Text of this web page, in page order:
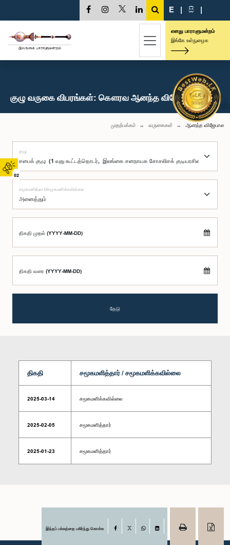
02
E | සි |
எனது பாராளுமன்றம்
இங்கே உள்நுழைக
குழு வருகை விபரங்கள்: கௌரவ ஆனந்த விஜேபால, பா.உ.
முதற்பக்கம் வருகைகள் ஆனந்த விஜேபால
குழு
சமூகமளித்தார்/சமூகமளிக்கவில்லை
திகதி முதல் (YYYY-MM-DD)
திகதி வரை (YYYY-MM-DD)
தேடு
திகதி சமூகமளித்தார் / சமூகமளிக்கவில்லை
2025-03-14 சமூகமளிக்கவில்லை
2025-02-05 சமூகமளித்தார்
2025-01-23 சமூகமளித்தார்
இந்தப் பக்கத்தை பகிர்ந்து கொள்க Facebook